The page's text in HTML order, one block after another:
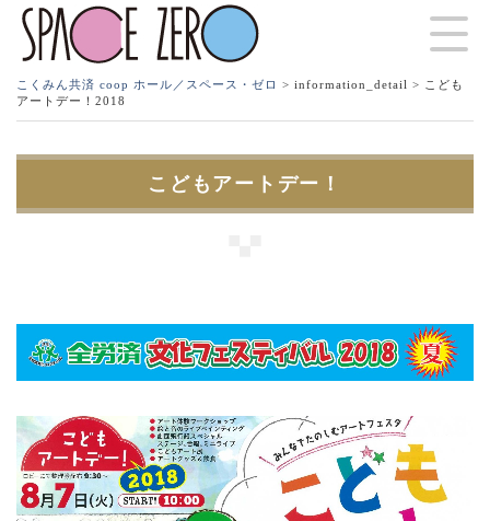
こくみん共済 coop ホール／スペース・ゼロ > information_detail > こども
アートデー！2018
こどもアートデー！